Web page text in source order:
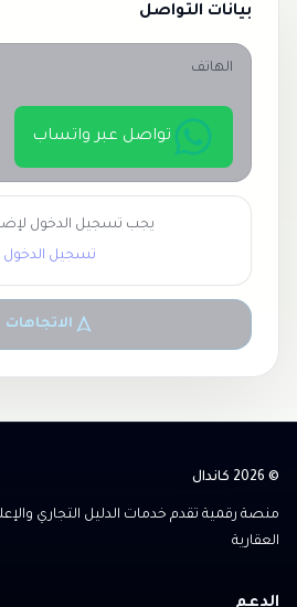
بيانات التواصل
الهاتف
تواصل عبر واتساب
يجب تسجيل الدخول
تسجيل الدخول
الاتجاهات
© 2026 كاندال
منصة رقمية تقدم خدمات الدليل التجاري
العقارية